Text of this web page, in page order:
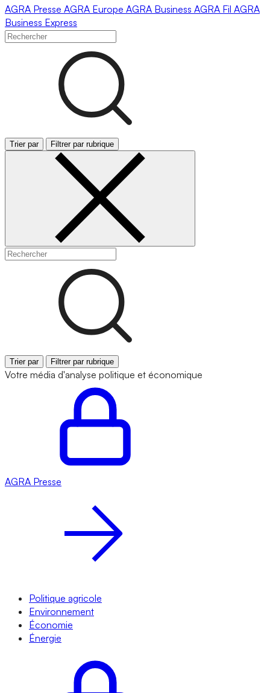
AGRA Presse AGRA Europe AGRA Business AGRA Fil AGRA
Business Express
Trier par Filtrer par rubrique
Trier par Filtrer par rubrique
Votre média d'analyse politique et économique
AGRA Presse
Politique agricole
Environnement
Économie
Énergie